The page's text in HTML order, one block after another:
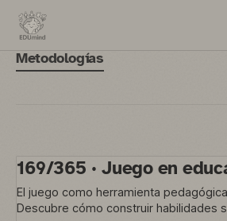
Metodologías
169/365 · Juego en
El juego como herramienta
Descubre cómo construir habilidades